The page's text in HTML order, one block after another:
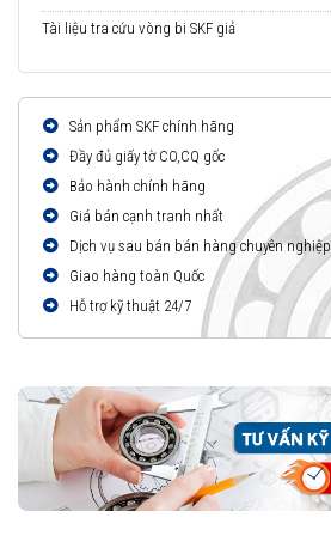
Tài liệu tra cứu vòng bi SKF giả
Sản phẩm SKF chính hãng
Đầy đủ giấy tờ CO,CQ gốc
Bảo hành chính hãng
Giá bán cạnh tranh nhất
Dịch vụ sau bán bán hàng chuyên nghiệp
Giao hàng toàn Quốc
Hỗ trợ kỹ thuật 24/7